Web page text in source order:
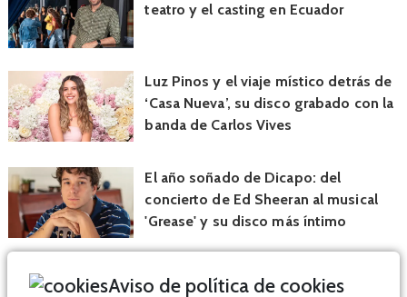
teatro y el casting en Ecuador
Luz Pinos y el viaje místico detrás de
‘Casa Nueva’, su disco grabado con la
banda de Carlos Vives
El año soñado de Dicapo: del
concierto de Ed Sheeran al musical
'Grease' y su disco más íntimo
Aviso de política de cookies